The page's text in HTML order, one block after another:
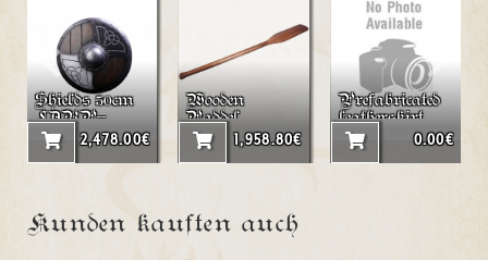
Shields 50cm
LARP-
Roundshield
"Nod"
2,478.00€
Wooden
Paddel
LARP1,958.80€
Prefabricated
leatherskirt
0.00€
Kunden kauften auch